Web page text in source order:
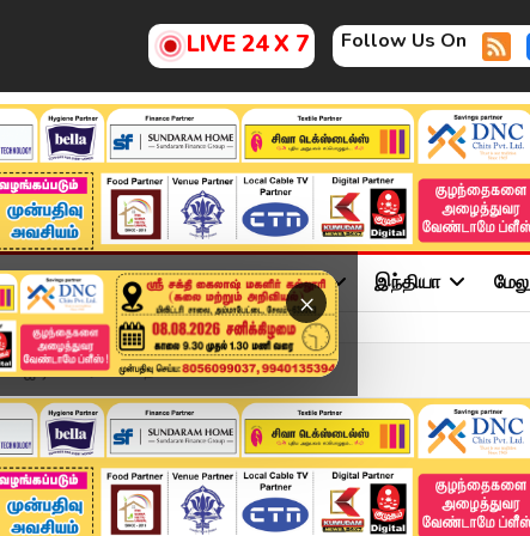
LIVE 24 X 7 Follow Us On
×
சினிமா அரசியல் விளையாட்டு இந்தியா
விசாரணை தேவை...